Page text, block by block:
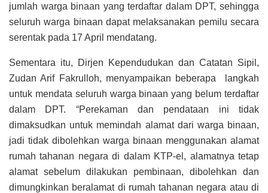
jumlah warga binaan yang terdaftar dalam DPT, sehingga
seluruh warga binaan dapat melaksanakan pemilu secara
serentak pada 17 April mendatang.
Sementara itu, Dirjen Kependudukan dan Catatan Sipil,
Zudan Arif Fakrulloh, menyampaikan beberapa langkah
untuk mendata seluruh warga binaan yang belum terdaftar
dalam DPT. “Perekaman dan pendataan ini tidak
dimaksudkan untuk memindah alamat dari warga binaan,
jadi tidak dibolehkan warga binaan menggunakan alamat
rumah tahanan negara di dalam KTP-el, alamatnya tetap
alamat sebelum dilakukan pembinaan, dibolehkan dan
dimungkinkan beralamat di rumah tahanan negara atau di